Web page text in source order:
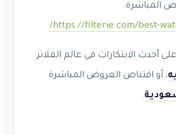
المباشرة:
https://filterie.com/best-
أحدث الابتكارات في عالم الفلاتر
، أو اقتناص العروض المباشرة
.